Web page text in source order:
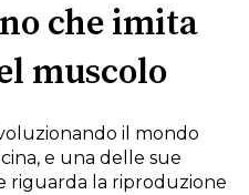
che imita
muscolo
il mondo
e una delle sue
riguarda la riproduzione